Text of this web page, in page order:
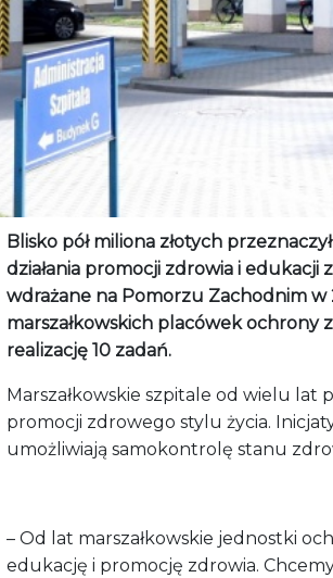
Blisko pół miliona złotych
działania promocji zdrowia i
wdrażane na Pomorzu Zachodnim w
marszałkowskich placówek ochrony
realizację 10 zadań.
Marszałkowskie szpitale od wielu lat
promocji zdrowego stylu życia.
umożliwiają samokontrolę stanu
– Od lat marszałkowskie jednostki
edukację i promocję zdrowia.